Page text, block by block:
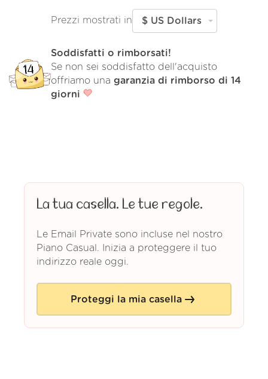
Prezzi mostrati in $ US Dollars
Soddisfatti o rimborsati!
Se non sei soddisfatto dell'acquisto
offriamo unagaranzia di rimborso di 14
giorni
La tua casella. Le tue regole.
Le Email Private sono incluse nel nostro
Piano Casual. Inizia a proteggere il tuo
indirizzo reale oggi.
Proteggi la mia casella